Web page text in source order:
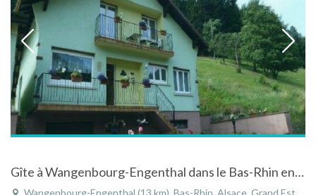
Gîte à Wangenbourg-Engenthal dans le Bas-Rhin en Alsace ans un village de moyenne montagne
Wangenbourg-Engenthal (13 km), Bas-Rhin, Alsace, Grand Est, France